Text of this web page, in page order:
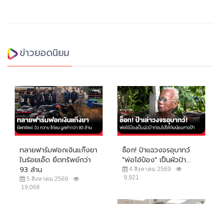
ข่าวยอดนิยม
ทลายฟาร์มฟอกเงินแก๊งยา
ในร้อยเอ็ด ยึดทรัพย์กว่า
93 ล้าน
5 สิงหาคม 2569
19,068
ช็อก! ป้าแฉวงจรอุบาทว์
"พ่อไอ้ป๋อง" เป็นผัวป้า...
4 สิงหาคม 2569
9,921